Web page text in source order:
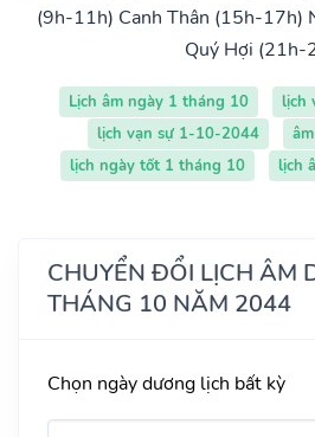
(9h-11h) Canh Thân (15h-17h)
Quý Hợi (21h-
Lịch âm ngày 1 tháng 10
lịch
lịch vạn sự 1-10-2044
lịch ngày tốt 1 tháng 10
lịch
CHUYỂN ĐỔI LỊCH ÂM
THÁNG 10 NĂM 2044
Chọn ngày dương lịch bất kỳ